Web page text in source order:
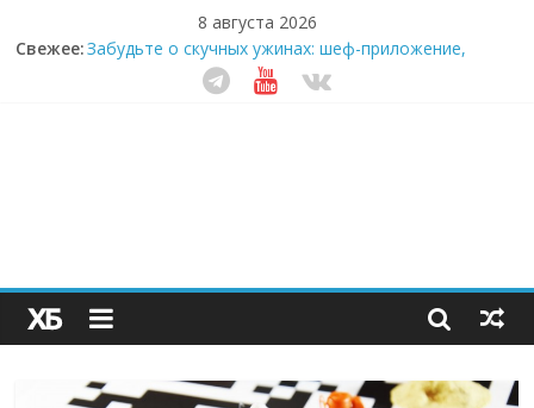
8 августа 2026
Свежее:Забудьте о скучных ужинах: шеф-приложение,
которое видит вашу еду насквозь
Небо зовёт: как бизнес на полётах дронов и
Секрет супергидратации: почему кокосовая вода с
пребиотиками становится главным трендом
здорового питания